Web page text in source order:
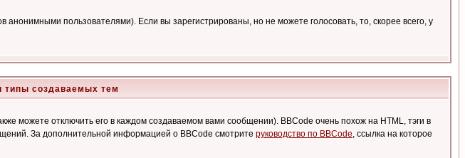
анонимными пользователями). Если вы зарегистрированы, но не можете голосовать, то, скорее всего, у
типы создаваемых тем
можете отключить его в каждом создаваемом вами сообщении). BBCode очень похож на HTML, тэги в
За дополнительной информацией о BBCode смотрите руководство по BBCode, ссылка на которое